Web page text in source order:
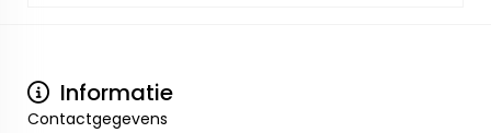
Informatie
Contactgegevens